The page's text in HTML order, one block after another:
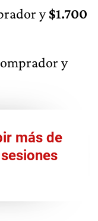
y$1.700
y
más de